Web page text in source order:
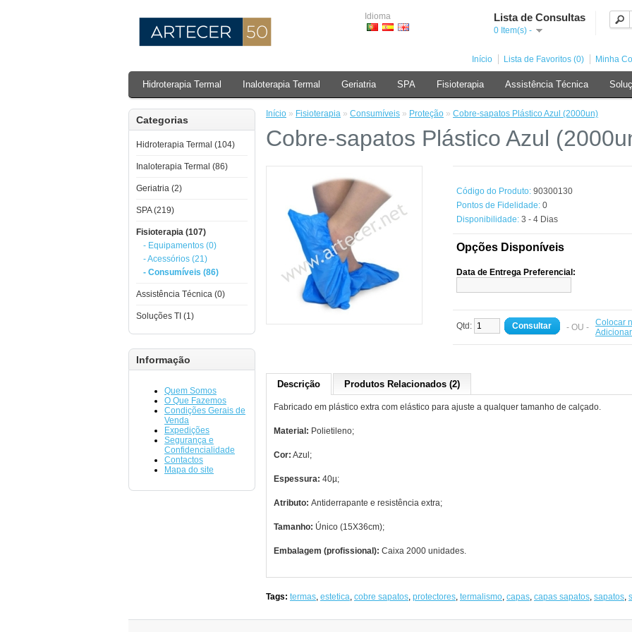
Idioma Lista de Consultas
0 Item(s) -
Início Lista de Favoritos (0) Minha
Hidroterapia Termal Inaloterapia Termal Geriatria SPA Fisioterapia Assistência Técnica
Categorias
Hidroterapia Termal (104)
Inaloterapia Termal (86)
Geriatria (2)
SPA (219)
Fisioterapia (107)
- Equipamentos (0)
- Acessórios (21)
- Consumíveis (86)
Assistência Técnica (0)
Soluções TI (1)
Informação
Quem Somos
O Que Fazemos
Condições Gerais de
Venda
Expedições
Segurança e
Confidencialidade
Contactos
Mapa do site
Início » Fisioterapia » Consumíveis » Proteção » Cobre-sapatos Plástico Azul (2000un)
Cobre-sapatos Plástico Azul
Código do Produto: 90300130
Pontos de Fidelidade: 0
Disponibilidade: 3 - 4 Dias
Opções Disponíveis
Data de Entrega Preferencial:
Qtd: Consultar - OU - Colocar
Descrição Produtos Relacionados (2)
Fabricado em plástico extra com elástico para ajuste a qualquer tamanho de calçado.
Material: Polietileno;
Cor: Azul;
Espessura: 40µ;
Atributo: Antiderrapante e resistência extra;
Tamanho: Único (15X36cm);
Embalagem (profissional): Caixa 2000 unidades.
Tags: termas, estetica, cobre sapatos, protectores, termalismo, capas, capas sapatos, sapatos,